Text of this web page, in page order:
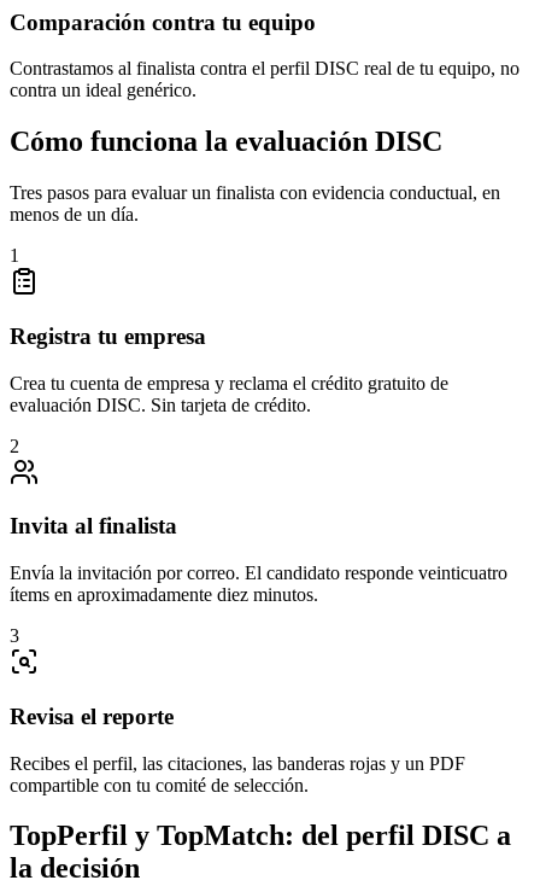
Comparación contra tu equipo
Contrastamos al finalista contra el perfil DISC real de tu equipo, no
contra un ideal genérico.
Cómo funciona la evaluación DISC
Tres pasos para evaluar un finalista con evidencia conductual, en
menos de un día.
1
Registra tu empresa
Crea tu cuenta de empresa y reclama el crédito gratuito de
evaluación DISC. Sin tarjeta de crédito.
2
Invita al finalista
Envía la invitación por correo. El candidato responde veinticuatro
ítems en aproximadamente diez minutos.
3
Revisa el reporte
Recibes el perfil, las citaciones, las banderas rojas y un PDF
compartible con tu comité de selección.
TopPerfil y TopMatch: del perfil DISC a
la decisión